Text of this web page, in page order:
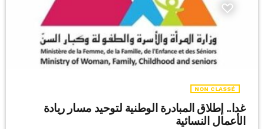
NON CLASSÉ
غدا.. إطلاق المبادرة الوطنية لتوحيد مسار ريادة
الأعمال النسائية